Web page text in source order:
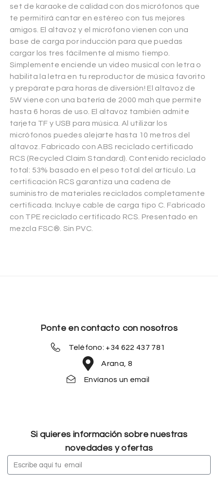
set de karaoke de calidad con dos micrófonos que
te permitirá cantar en estéreo con tus mejores
amigos. El altavoz y el micrófono vienen con una
base de carga por inducción para que puedas
cargar los tres fácilmente al mismo tiempo.
Simplemente enciende un video musical con letra o
habilita la letra en tu reproductor de música favorito
y prepárate para horas de diversión! El altavoz de
5W viene con una batería de 2000 mah que permite
hasta 6 horas de uso. El altavoz también admite
tarjeta TF y USB para música. Al utilizar los
micrófonos puedes alejarte hasta 10 metros del
altavoz. Fabricado con ABS reciclado certificado
RCS (Recycled Claim Standard). Contenido reciclado
total: 53% basado en el peso total del artículo. La
certificación RCS garantiza una cadena de
suministro de materiales reciclados completamente
certificada. Incluye cable de carga tipo C. Fabricado
con TPE reciclado certificado RCS. Presentado en
mezcla FSC®. Sin PVC.
Ponte en contacto con nosotros
Teléfono: +34 622 437 781
Arana, 8
Envíanos un email
Si quieres información sobre nuestras
novedades y ofertas